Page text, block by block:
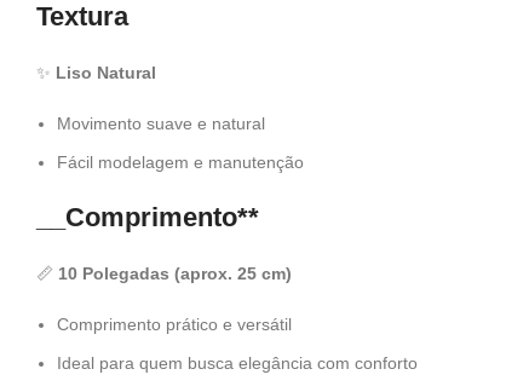
Textura
✨ Liso Natural
Movimento suave e natural
Fácil modelagem e manutenção
__Comprimento**
📏 10 Polegadas (aprox. 25 cm)
Comprimento prático e versátil
Ideal para quem busca elegância com conforto